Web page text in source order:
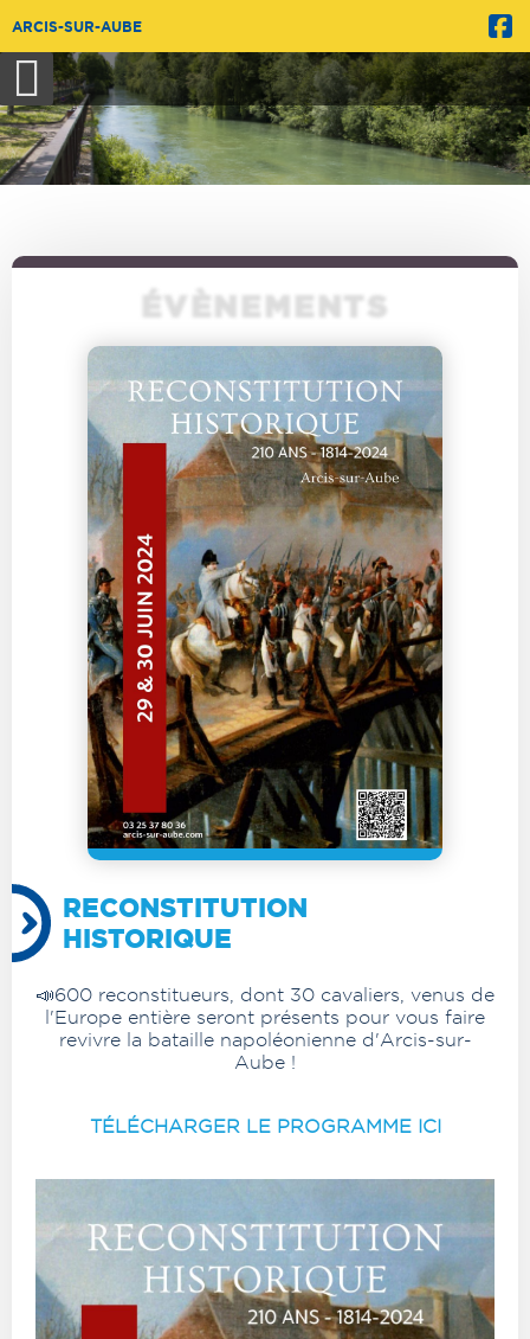
ARCIS-SUR-AUBE
ÉVÈNEMENTS
RECONSTITUTION
HISTORIQUE
📣600 reconstitueurs, dont 30 cavaliers, venus de
l'Europe entière seront présents pour vous faire
revivre la bataille napoléonienne d'Arcis-sur-
Aube !
TÉLÉCHARGER LE PROGRAMME ICI